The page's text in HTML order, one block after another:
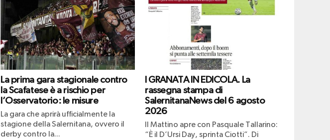
La prima gara stagionale contro
la Scafatese è a rischio per
l’Osservatorio: le misure
La gara che aprirà ufficialmente la
stagione della Salernitana, ovvero il
derby contro la...
I GRANATA IN EDICOLA. La
rassegna stampa di
SalernitanaNews del 6 agosto
2026
Il Mattino apre con Pasquale Tallarino:
“È il D’Ursi Day, sprinta Ciotti”. Di